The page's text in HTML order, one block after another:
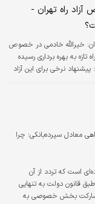
راه تهران -
خیرالله خادمی در خصوص
تازه به بهره برداری رسیده
نرخی برای این آزاد
معادل سپرده‏‏‌بانکی؛ چرا
حتی تسهیلات بانکی هم
است که تردد از آن
قانون دولت به تنهایی
مشارکت بخش خصوصی به